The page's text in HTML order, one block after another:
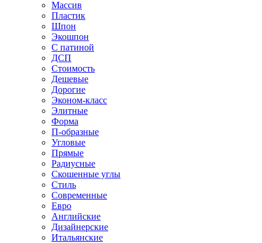
Массив
Пластик
Шпон
Экошпон
С патиной
ДСП
Стоимость
Дешевые
Дорогие
Эконом-класс
Элитные
Форма
П-образные
Угловые
Прямые
Радиусные
Скошенные углы
Стиль
Современные
Евро
Английские
Дизайнерские
Итальянские